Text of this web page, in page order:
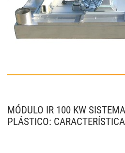
MÓDULO IR 100 KW
PLÁSTICO: